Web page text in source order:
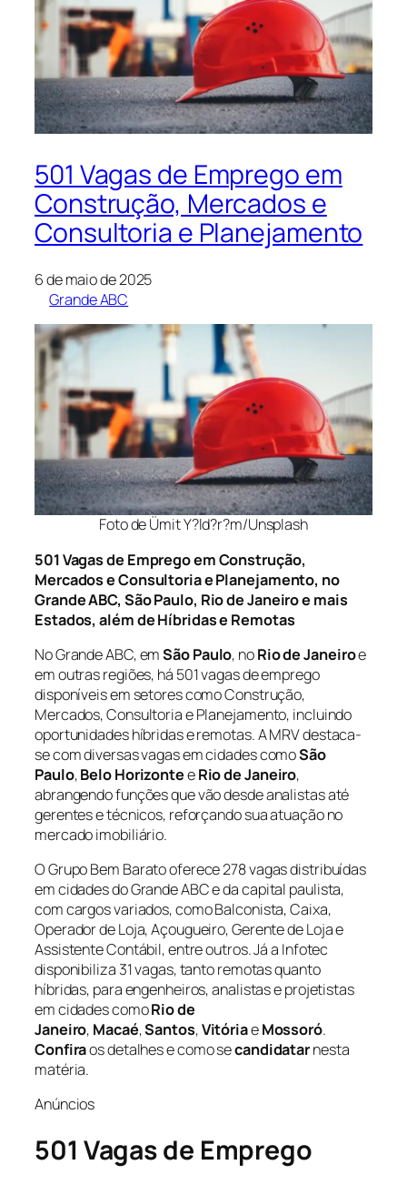
501 Vagas de Emprego em
Construção, Mercados e
Consultoria e Planejamento
6 de maio de 2025
Grande ABC
Foto de Ümit Y?ld?r?m/Unsplash
501 Vagas de Emprego em Construção,
Mercados e Consultoria e Planejamento, no
Grande ABC, São Paulo, Rio de Janeiro e mais
Estados, além de Híbridas e Remotas
No Grande ABC, emSão Paulo, noRio de Janeiroe
em outras regiões, há 501 vagas de emprego
disponíveis em setores como Construção,
Mercados, Consultoria e Planejamento, incluindo
oportunidades híbridas e remotas. A MRV destaca-
se com diversas vagas em cidades comoSão
Paulo,Belo HorizonteeRio de Janeiro,
abrangendo funções que vão desde analistas até
gerentes e técnicos, reforçando sua atuação no
mercado imobiliário.
O Grupo Bem Barato oferece 278 vagas distribuídas
em cidades do Grande ABC e da capital paulista,
com cargos variados, como Balconista, Caixa,
Operador de Loja, Açougueiro, Gerente de Loja e
Assistente Contábil, entre outros. Já a Infotec
disponibiliza 31 vagas, tanto remotas quanto
híbridas, para engenheiros, analistas e projetistas
em cidades comoRio de
Janeiro, Macaé,Santos,VitóriaeMossoró.
Confiraos detalhes e como secandidatarnesta
matéria.
Anúncios
501 Vagas de Emprego